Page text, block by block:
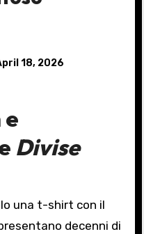
18, 2026
Divise
una t-shirt con il
decenni di